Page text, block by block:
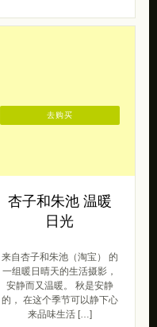
杏子和朱池 温暖
日光
来自杏子和朱池（淘宝） 的
一组暖日晴天的生活摄影，
安静而又温暖。 秋是安静
的， 在这个季节可以静下心
来品味生活 […]
去购买